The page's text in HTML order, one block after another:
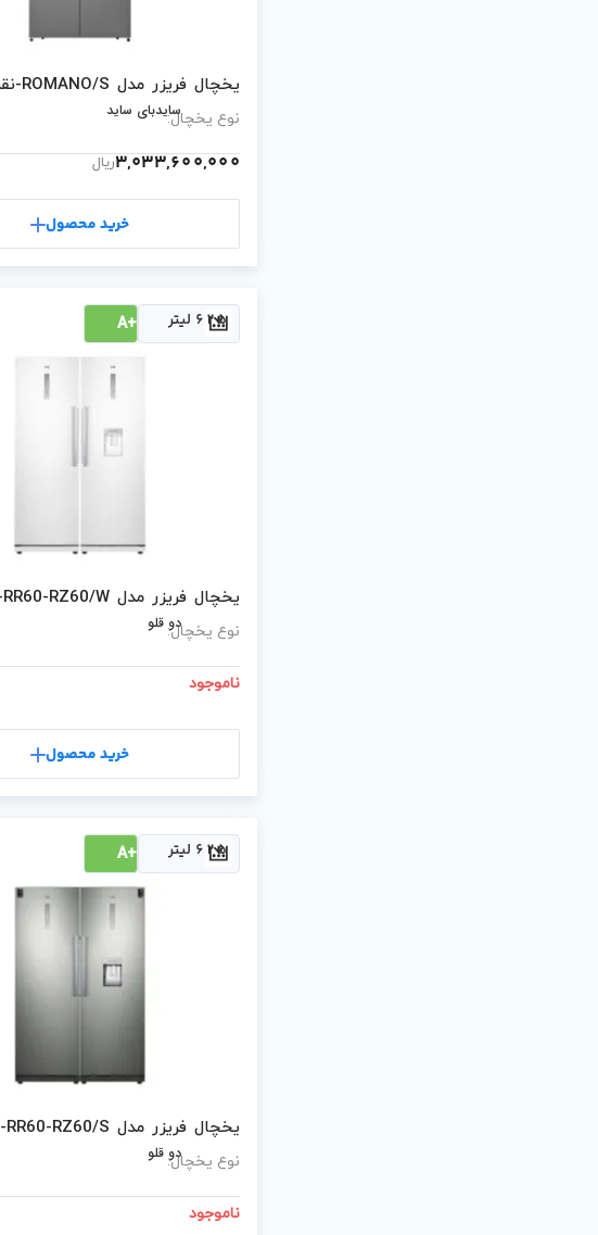
یخچال فریزر مدل ROMANO/S-نقره ای
نوع یخچال:سایدبای ساید
3,033,600,000ریال
خرید محصول
625 لیتر +A
یخچال فریزر مدل RR60-RZ60/W-سفید
نوع یخچال:دو قلو
ناموجود
خرید محصول
625 لیتر +A
یخچال فریزر مدل RR60-RZ60/S-نقره ای
نوع یخچال:دو قلو
ناموجود